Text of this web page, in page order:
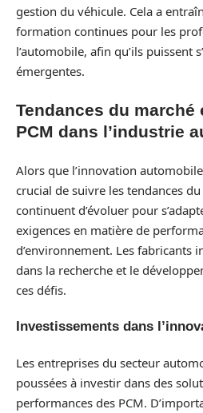
gestion du véhicule. Cela a
formation continues pour les
l’automobile, afin qu’ils puissent
émergentes.
Tendances du marché
PCM dans l’industrie
Alors que l’innovation
crucial de suivre les tendances du
continuent d’évoluer pour
exigences en matière de
d’environnement. Les fabricants
dans la recherche et le
ces défis.
Investissements dans
Les entreprises du secteur
poussées à investir dans des
performances des PCM.